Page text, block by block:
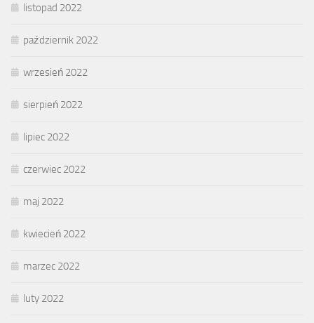
listopad 2022
październik 2022
wrzesień 2022
sierpień 2022
lipiec 2022
czerwiec 2022
maj 2022
kwiecień 2022
marzec 2022
luty 2022